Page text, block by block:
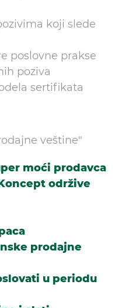
koji slede
poslovne prakse
poziva
sertifikata
veštine"
moći prodavca
održive
prodajne
u periodu